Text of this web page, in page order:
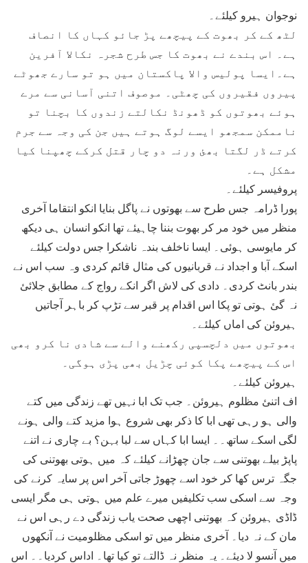
نوجوان ہیرو کیلئے۔
لٹھ کے کر بھوت کے پیچھے پڑ جائو کہاں کا انصاف
ہے۔ اس بندے نے بھوت کا جس طرح شجرہ نکالا آفرین
ہے۔ایسا پولیس والا پاکستان میں ہو تو سارے جھوٹے
پیروں فقیروں کی چھٹی۔ موصوف اتنی آسانی سے مرے
ہوئے بھوتوں کو ڈھونڈ نکالتے زندوں کا بچنا تو
ناممکن سمجھو ایسے لوگ ہوتے ہیں جن کی وجہ سے جرم
کرتے ڈر لگتا بھئ ورنہ دو چار قتل کرکے چھپنا کیا
مشکل ہے۔
پروفیسر کیلئے۔
پورا ڈرامہ جس طرح سے بھوتوں نے پاگل بنایا انکو انتقاما آخری
منظر میں خود مر کر بھوت بننا چاہیئے تھا انکو انسان ہی دیکھ
کر مایوسی ہوئی۔ ایسا ناخلف بندہ ناشکرا جس دولت کیلئے
اسکے آبا و اجداد نے قربانیوں کی مثال قائم کردی وہ سب اس نے
بندر بانٹ کردی۔ دادی کی لاش اگر انکے رواج کے مطابق جلائئ
نہ گئ ہوتی تو پکا اس اقدام پر قبر سے تڑپ کر باہر آجاتیں
ہیروئن کی اماں کیلئے۔
بھوتوں میں دلچسپی رکھنے والے سے شادی نا کرو بھی
اس کے پیچھے پکا کوئی چڑیل بھی پڑی ہوگی۔
ہیروئن کیلئے۔
اف اتنئ مظلوم ہیروئن۔ جب تک ابا نہیں تھے زندگی میں کتے
والی ہو رہی تھی ابا کا ذکر بھی شروع ہوا مزید کتے والی ہونے
لگی اسکے ساتھ۔۔ ایسا ابا کہاں سے لبا بہن؟ بے چاری نے اتنے
پاپڑ بیلے بھوتنی سے جان چھڑانے کیلئے کہ میں ہوتی بھوتنی کی
جگہ ترس کھا کر خود اسے چھوڑ جاتی آخر اس پر سایہ کرنے کی
وجہ سے اسکی سب تکلیفیں میرے علم میں ہوتی ہی مگر ایسی
ڈاڈی ہیروئن کہ بھوتنی اچھی صحت یاب زندگی دے رہی اس نے
مان کے نہ دیا۔ آخری منظر میں تو اسکی مظلومیت نے آنکھوں
میں آنسو لا دیئے۔ یہ منظر نہ ڈالتے تو کیا تھا۔ اداس کردیا۔۔ اس